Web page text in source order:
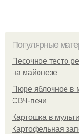
Популярные
Песочное тесто
на майонезе
Пюре яблочное в
СВЧ-печи
Картошка в
Картофельная